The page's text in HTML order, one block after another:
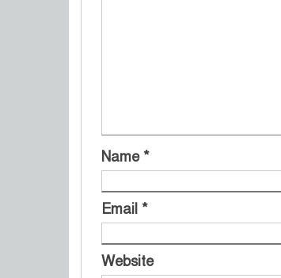
Name *
Email *
Website